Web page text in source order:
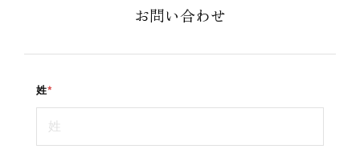
お問い合わせ
姓*